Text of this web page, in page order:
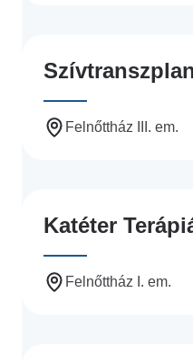
Felnőttház III. em.
Katéter
Felnőttház I. em.